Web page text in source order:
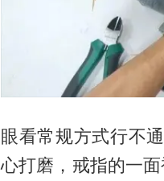
眼看常规方式行不
心打磨，戒指的一